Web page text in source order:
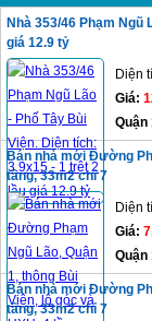
Nhà 353/46 Phạm Ngũ
giá 12.9 tỷ
Diện
Giá:
Quận
Bán nhà mới Đường
tầng, 33m2 chỉ 7
Diện
Giá:
Quận
Bán nhà mới Đường
tầng, 33m2 chỉ 7